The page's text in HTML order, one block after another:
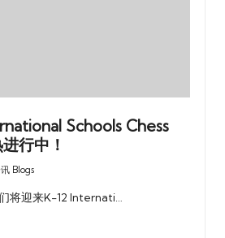
Schools Chess
行中！
Blogs
将迎来K-12 Internati…